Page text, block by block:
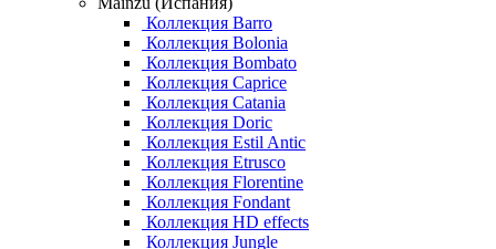
Коллекция Barro
Коллекция Bolonia
Коллекция Bombato
Коллекция Caprice
Коллекция Catania
Коллекция Doric
Коллекция Estil Antic
Коллекция Etrusco
Коллекция Florentine
Коллекция Fondant
Коллекция HD effects
Коллекция Jungle